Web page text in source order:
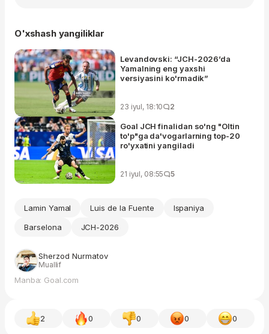
O'xshash yangiliklar
Levandovski: “JCH-2026’da
Yamalning eng yaxshi
versiyasini ko'rmadik”
23 iyul, 18:10 2
Goal JCH finalidan so'ng "Oltin
to'p"ga da'vogarlarning top-20
ro'yxatini yangiladi
21 iyul, 08:55 5
Lamin Yamal Luis de la Fuente
Ispaniya
Barselona
JCH-2026
Sherzod Nurmatov
Muallif
Manba: Goal.com
2 0 0 0 0